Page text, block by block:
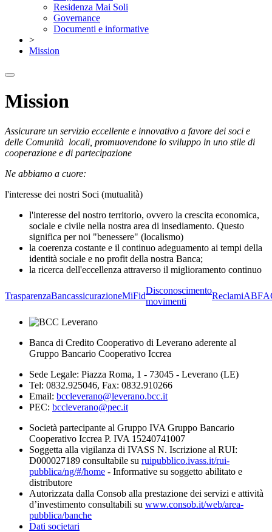
Residenza Mai Soli
Governance
Documenti e informative
>
Mission
Mission
Assicurare un servizio eccellente e innovativo a favore dei soci e
delle Comunità locali, promuovendone lo sviluppo in uno stile di
cooperazione e di partecipazione
Ne abbiamo a cuore:
l'interesse dei nostri Soci (mutualità)
l'interesse del nostro territorio, ovvero la crescita economica,
sociale e civile nella nostra area di insediamento. Questo
significa per noi "benessere" (localismo)
la coerenza costante e il continuo adeguamento ai tempi della
identità sociale e no profit della nostra Banca;
la ricerca dell'eccellenza attraverso il miglioramento continuo
TrasparenzaBancassicurazioneMiFid
Disconoscimento
movimenti
ReclamiABF
Banca di Credito Cooperativo di Leverano aderente al
Gruppo Bancario Cooperativo Iccrea
Sede Legale: Piazza Roma, 1 - 73045 - Leverano (LE)
Tel: 0832.925046, Fax: 0832.910266
Email: bccleverano@leverano.bcc.it
PEC: bccleverano@pec.it
Società partecipante al Gruppo IVA Gruppo Bancario
Cooperativo Iccrea P. IVA 15240741007
Soggetta alla vigilanza di IVASS N. Iscrizione al RUI:
D000027189 consultabile su ruipubblico.ivass.it/rui-
pubblica/ng/#/home - Informative su soggetto abilitato e
distributore
Autorizzata dalla Consob alla prestazione dei servizi e attività
d’investimento consultabili su www.consob.it/web/area-
pubblica/banche
Dati societari